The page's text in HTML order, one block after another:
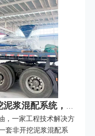
西安恒联石油成功完成非开挖泥浆混配系统，为工程领域注入新动力
，一家工程技术解决方
套非开挖泥浆混配系